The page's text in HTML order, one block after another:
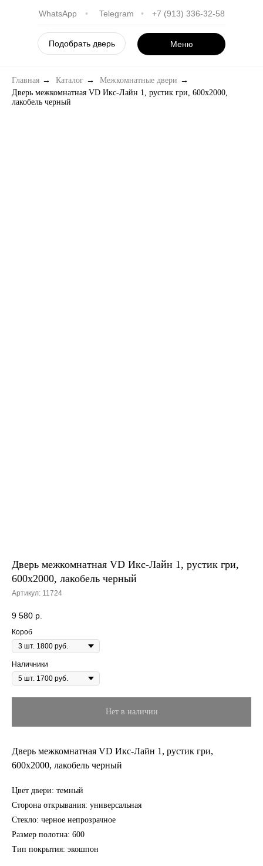
WhatsApp •
Telegram
• +7 (913) 336-32-58
Подобрать дверь Меню
Главная → Каталог → Межкомнатные двери →
Дверь межкомнатная VD Икс-Лайн 1, рустик гри, 600х2000,
лакобель черный
Дверь межкомнатная VD Икс-Лайн 1, рустик гри,
600х2000, лакобель черный
Артикул: 11724
9 580 р.
Короб
Наличники
Нет в наличии
Дверь межкомнатная VD Икс-Лайн 1, рустик гри,
600х2000, лакобель черный
Цвет двери: темный
Сторона открывания: универсальная
Стекло: черное непрозрачное
Размер полотна: 600
Тип покрытия: экошпон